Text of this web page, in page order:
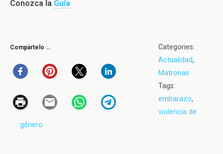
Conozca la Guía
Compártelo …
Categories:
Actualidad,
Matronas
Tags:
embarazo,
violencia de
género